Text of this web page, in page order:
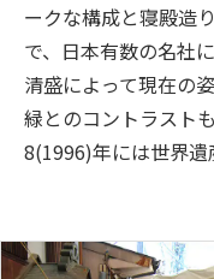
ークな構成と寝殿造
で、日本有数の名社
清盛によって現在の
緑とのコントラスト
8(1996)年には世界遺